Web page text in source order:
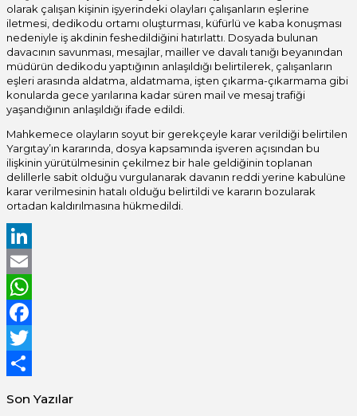
olarak çalışan kişinin işyerindeki olayları çalışanların eşlerine
iletmesi, dedikodu ortamı oluşturması, küfürlü ve kaba konuşması
nedeniyle iş akdinin feshedildiğini hatırlattı. Dosyada bulunan
davacının savunması, mesajlar, mailler ve davalı tanığı beyanından
müdürün dedikodu yaptığının anlaşıldığı belirtilerek, çalışanların
eşleri arasında aldatma, aldatmama, işten çıkarma-çıkarmama gibi
konularda gece yarılarına kadar süren mail ve mesaj trafiği
yaşandığının anlaşıldığı ifade edildi.
Mahkemece olayların soyut bir gerekçeyle karar verildiği belirtilen
Yargıtay’ın kararında, dosya kapsamında işveren açısından bu
ilişkinin yürütülmesinin çekilmez bir hale geldiğinin toplanan
delillerle sabit olduğu vurgulanarak davanın reddi yerine kabulüne
karar verilmesinin hatalı olduğu belirtildi ve kararın bozularak
ortadan kaldırılmasına hükmedildi.
LinkedIn
Email
WhatsApp
Facebook
Twitter
Son Yazılar